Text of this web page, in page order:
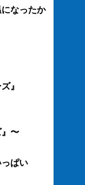
なったか
』
』〜
ぱい